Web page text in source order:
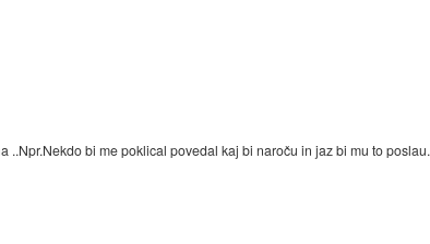
bi me poklical povedal kaj bi naroču in jaz bi mu to poslau.